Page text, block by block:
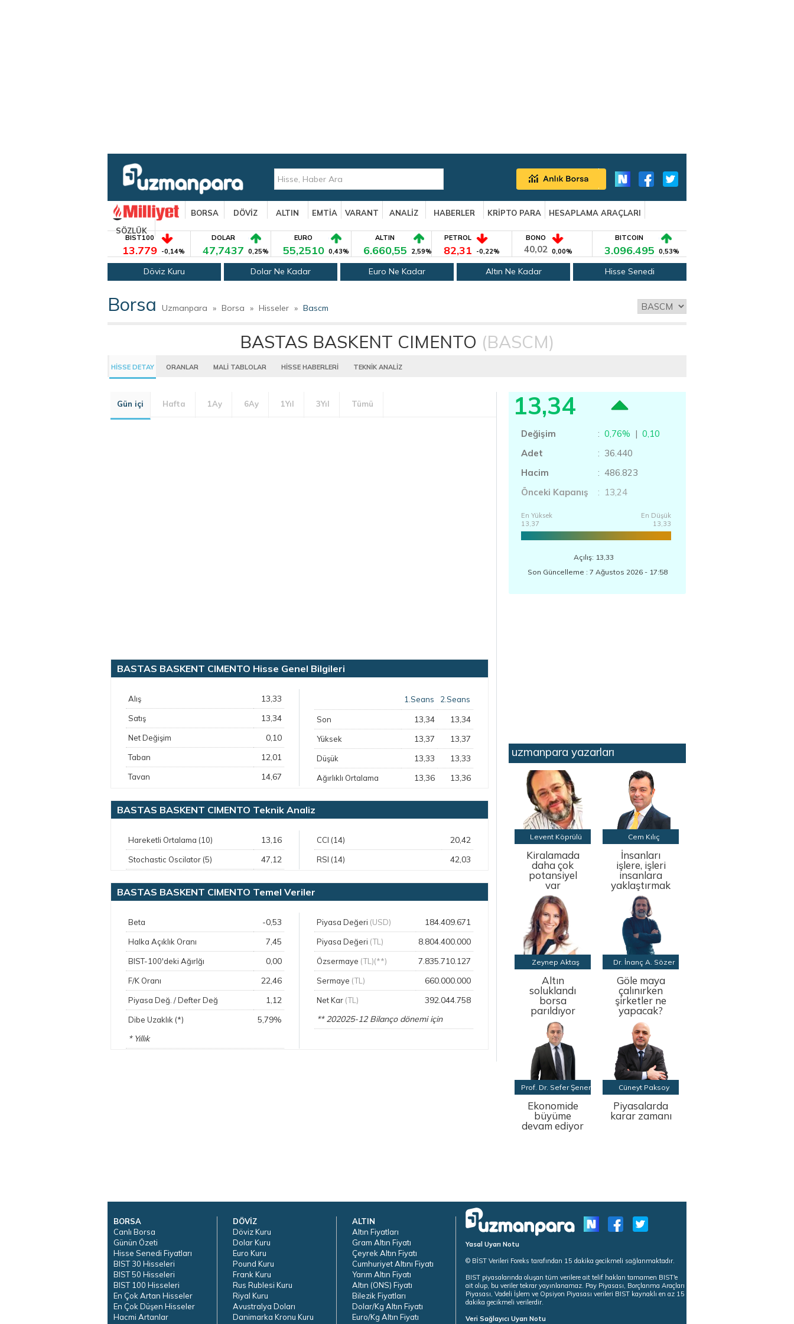
BORSA DÖVİZ ALTIN EMTİA VARANT ANALİZ HABERLER KRİPTO PARA
HESAPLAMA ARAÇLARI
SÖZLÜK
BIST100
13.779 -0,14%
DOLAR
47,7437 0,25%
EURO
55,2510 0,43%
ALTIN
6.660,55 2,59%
PETROL
82,31 -0,22%
BONO
40,02 0,00%
BITCOIN
3.096.495 0,53%
Döviz Kuru Dolar Ne Kadar Euro Ne Kadar Altın Ne Kadar Hisse Senedi
Borsa Uzmanpara » Borsa » Hisseler » Bascm
BASTAS BASKENT CIMENTO (BASCM)
HİSSE DETAY ORANLAR MALİ TABLOLAR HİSSE HABERLERİ TEKNİK ANALİZ
Gün içi Hafta 1Ay 6Ay 1Yıl 3Yıl Tümü
BASTAS BASKENT CIMENTO Hisse Genel Bilgileri
Alış 13,33
Satış 13,34
Net Değişim 0,10
Taban 12,01
Tavan 14,67
1.Seans 2.Seans
Son 13,34 13,34
Yüksek 13,37 13,37
Düşük 13,33 13,33
Ağırlıklı Ortalama 13,36 13,36
BASTAS BASKENT CIMENTO Teknik Analiz
Hareketli Ortalama (10) 13,16
Stochastic Oscilator (5) 47,12
CCI (14) 20,42
RSI (14) 42,03
BASTAS BASKENT CIMENTO Temel Veriler
Beta -0,53
Halka Açıklık Oranı 7,45
BIST-100'deki Ağırlğı 0,00
F/K Oranı 22,46
Piyasa Değ. / Defter Değ 1,12
Dibe Uzaklık (*)
5,79%
* Yıllık
Piyasa Değeri (USD) 184.409.671
Piyasa Değeri (TL) 8.804.400.000
Özsermaye (TL)(**) 7.835.710.127
Sermaye (TL) 660.000.000
Net Kar (TL)
392.044.758
** 202025-12 Bilanço dönemi için
13,34
Değişim : 0,76% | 0,10
Adet
: 36.440
Hacim
: 486.823
Önceki Kapanış
: 13,24
En Yüksek
13,37
En Düşük
13,33
Açılış: 13,33
Son Güncelleme : 7 Ağustos 2026 - 17:58
uzmanpara yazarları
Levent Köprülü
Kiralamada
daha çok
potansiyel
var
Cem Kılıç
İnsanları
işlere, işleri
insanlara
yaklaştırmak
Zeynep Aktaş
Altın
soluklandı
borsa
parıldıyor
Dr. İnanç A. Sözer
Göle maya
çalınırken
şirketler ne
yapacak?
Prof. Dr. Sefer Şener
Ekonomide
büyüme
devam ediyor
Cüneyt Paksoy
Piyasalarda
karar zamanı
BORSA
Canlı Borsa
Günün Özeti
Hisse Senedi Fiyatları
BIST 30 Hisseleri
BIST 50 Hisseleri
BIST 100 Hisseleri
En Çok Artan Hisseler
En Çok Düşen Hisseler
Hacmi Artanlar
DÖVİZ
Döviz Kuru
Dolar Kuru
Euro Kuru
Pound Kuru
Frank Kuru
Rus Rublesi Kuru
Riyal Kuru
Avustralya Doları
Danimarka Kronu Kuru
ALTIN
Altın Fiyatları
Gram Altın Fiyatı
Çeyrek Altın Fiyatı
Cumhuriyet Altını Fiyatı
Yarım Altın Fiyatı
Altın (ONS) Fiyatı
Bilezik Fiyatları
Dolar/Kg Altın Fiyatı
Euro/Kg Altın Fiyatı
Yasal Uyarı Notu
© BİST Verileri Foreks tarafından 15 dakika gecikmeli sağlanmaktadır.
BIST piyasalarında oluşan tüm verilere ait telif hakları tamamen BIST'e
ait olup, bu veriler tekrar yayınlanamaz. Pay Piyasası, Borçlanma Araçları
Piyasası, Vadeli İşlem ve Opsiyon Piyasası verileri BIST kaynaklı en az 15
dakika gecikmeli verilerdir.
Veri Sağlayıcı Uyarı Notu